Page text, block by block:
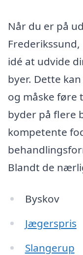
Når du er på
idé at udvide
byer. Dette
og måske føre
byder på flere
kompetente
Blandt de
Byskov
Jægerspris
Slangerup